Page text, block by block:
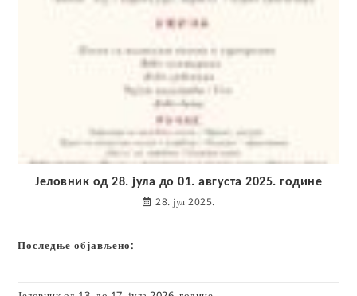
Јеловник од 28. јула до 01. августа 2025. године
28. јул 2025.
Последње објављено: